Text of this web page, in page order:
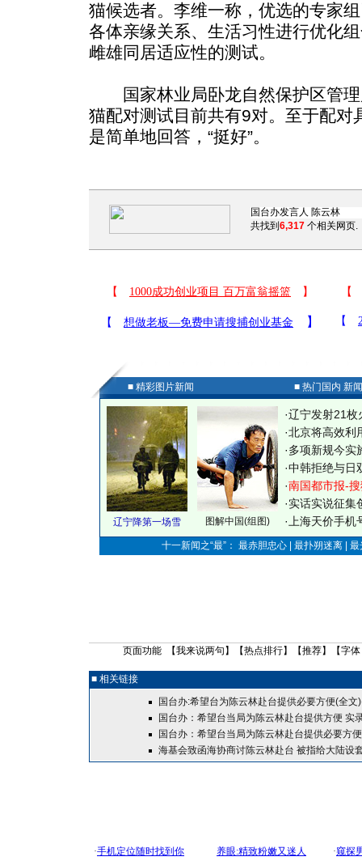
猫候选者。李维一称，优选的专家
各体亲缘关系、生活习性进行优化
雌雄同居适应性的测试。
国家林业局卧龙自然保护区管理
猫配对测试目前共有9对。至于配对
是简单地回答，“挺好”。
共找到 6,317 个相关网页.
■ 精彩图片新闻 ■ 热门国内 新
辽宁降第一场雪 图解中国(组图)
·辽宁发射21枚
·北京将高效利
·多项新规今实
·中韩拒绝与日
·南国都市报-
·实话实说征集
· 上海天价手
十一新闻之“最”： 最赤胆忠心 | 最扑朔迷离 |
页面功能 【我来说两句 】【热点排行】【推荐】【字体
■ 相关链接
国台办:希望台为陈云林赴台提供必要方便(全文)
国台办：希望台当局为陈云林赴台提供方便 实
国台办：希望台当局为陈云林赴台提供必要方便
海基会致函海协商讨陈云林赴台 被指给大陆设